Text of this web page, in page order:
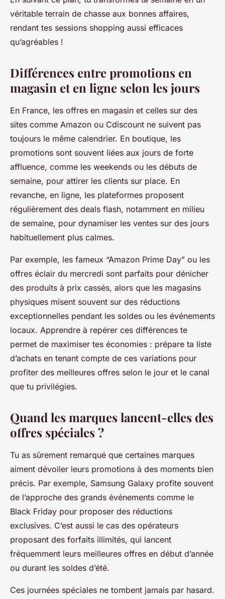
véritable terrain de chasse aux bonnes affaires,
rendant tes sessions shopping aussi efficaces
qu’agréables !
Différences entre promotions en
magasin et en ligne selon les jours
En France, les offres en magasin et celles sur des
sites comme Amazon ou Cdiscount ne suivent pas
toujours le même calendrier. En boutique, les
promotions sont souvent liées aux jours de forte
affluence, comme les weekends ou les débuts de
semaine, pour attirer les clients sur place. En
revanche, en ligne, les plateformes proposent
régulièrement des deals flash, notamment en milieu
de semaine, pour dynamiser les ventes sur des jours
habituellement plus calmes.
Par exemple, les fameux “Amazon Prime Day” ou les
offres éclair du mercredi sont parfaits pour dénicher
des produits à prix cassés, alors que les magasins
physiques misent souvent sur des réductions
exceptionnelles pendant les soldes ou les événements
locaux. Apprendre à repérer ces différences te
permet de maximiser tes économies : prépare ta liste
d’achats en tenant compte de ces variations pour
profiter des meilleures offres selon le jour et le canal
que tu privilégies.
Quand les marques lancent-elles des
offres spéciales ?
Tu as sûrement remarqué que certaines marques
aiment dévoiler leurs promotions à des moments bien
précis. Par exemple, Samsung Galaxy profite souvent
de l’approche des grands événements comme le
Black Friday pour proposer des réductions
exclusives. C’est aussi le cas des opérateurs
proposant des forfaits illimités, qui lancent
fréquemment leurs meilleures offres en début d’année
ou durant les soldes d’été.
Ces journées spéciales ne tombent jamais par hasard.